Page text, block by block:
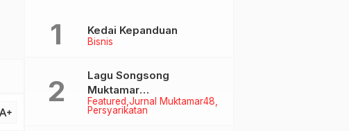
text_increase
Bisnis
Kedai Kepanduan
Featured Jurnal Muktamar48
Persyarikatan
Lagu Songsong
Muktamar
Muhammadiyah &
Aisyiyah ke-48